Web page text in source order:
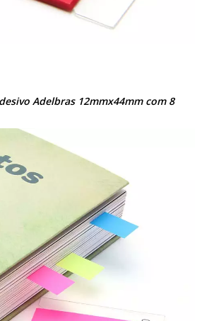
Adelbras 12mmx44mm com 8